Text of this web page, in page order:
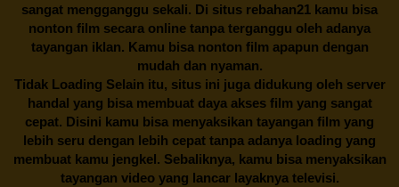
sangat mengganggu sekali. Di situs rebahan21 kamu bisa
nonton film secara online tanpa terganggu oleh adanya
tayangan iklan. Kamu bisa nonton film apapun dengan
mudah dan nyaman.
Tidak Loading Selain itu, situs ini juga didukung oleh server
handal yang bisa membuat daya akses film yang sangat
cepat. Disini kamu bisa menyaksikan tayangan film yang
lebih seru dengan lebih cepat tanpa adanya loading yang
membuat kamu jengkel. Sebaliknya, kamu bisa menyaksikan
tayangan video yang lancar layaknya televisi.